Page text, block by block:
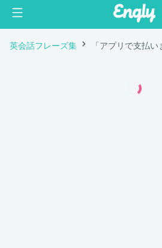
英会話フレーズ集